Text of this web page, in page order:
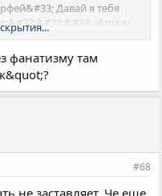
Давай я тебя
И прям
могут быть суки
фанатизму там
#68
не заставляет. Че еще